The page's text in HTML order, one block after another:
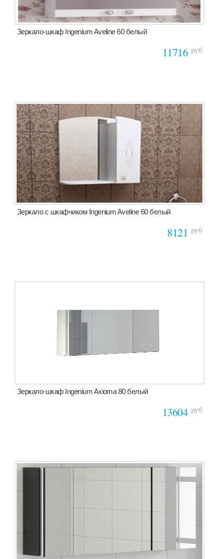
Зеркало-шкаф Ingenium Aveline 60 белый
11716 руб
Зеркало с шкафчиком Ingenium Aveline 60 белый
8121 руб
Зеркало-шкаф Ingenium Axioma 80 белый
13604 руб